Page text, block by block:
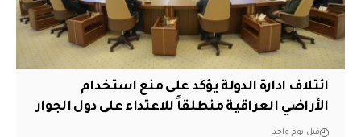
ائتلاف ادارة الدولة يؤكد على منع استخدام
الأراضي العراقية منطلقاً للاعتداء على دول الجوار
قبل يوم واحد